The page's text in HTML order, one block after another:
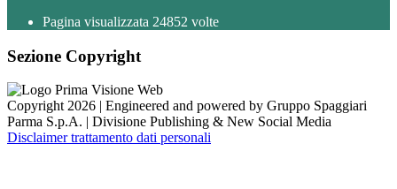
Pagina visualizzata 24852 volte
Sezione Copyright
Copyright 2026 | Engineered and powered by Gruppo Spaggiari
Parma S.p.A. | Divisione Publishing & New Social Media
Disclaimer trattamento dati personali